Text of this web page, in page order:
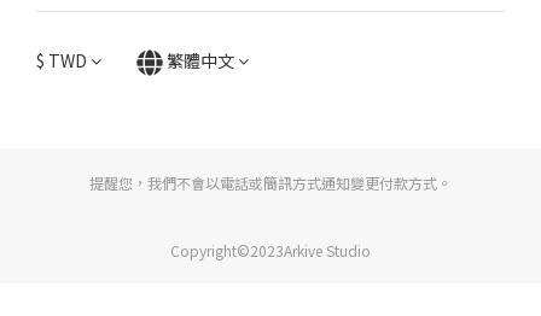
$ TWD 繁體中文
提醒您，我們不會以電話或簡訊方式通知變更付款方式。
Copyright©2023Arkive Studio